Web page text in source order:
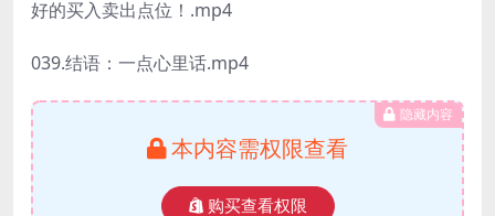
好的买入卖出点位！.mp4
039.结语：一点心里话.mp4
隐藏内容
本内容需权限查看
购买查看权限